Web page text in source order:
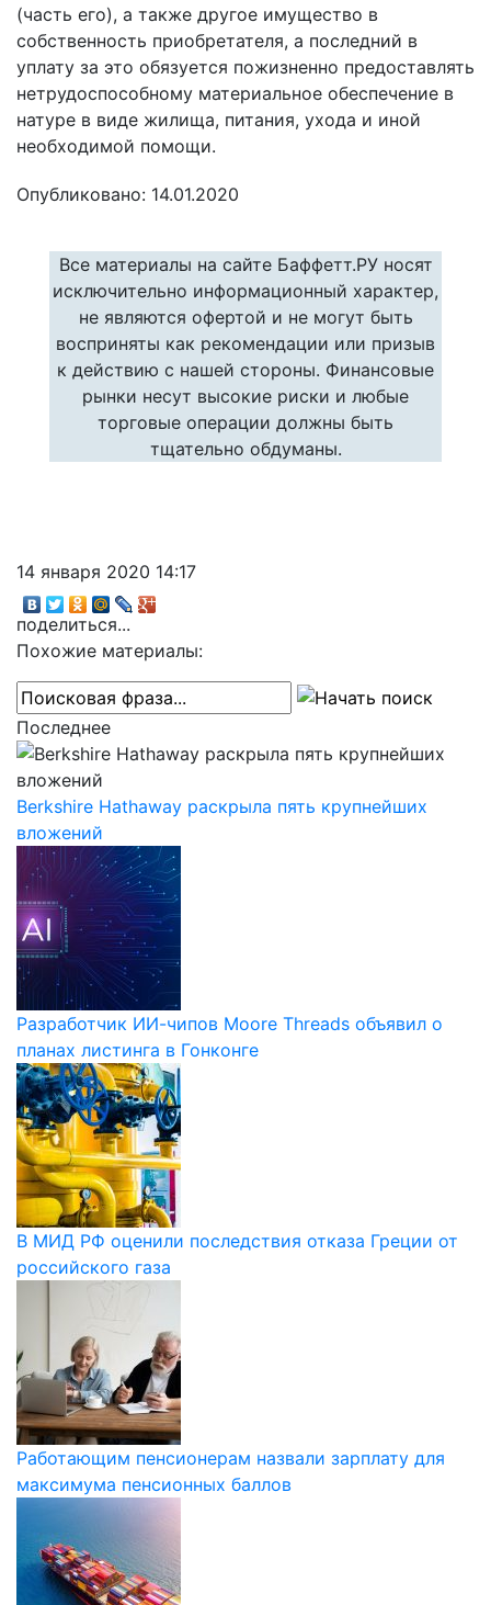
(часть его), а также другое имущество в
собственность приобретателя, а последний в
уплату за это обязуется пожизненно предоставлять
нетрудоспособному материальное обеспечение в
натуре в виде жилища, питания, ухода и иной
необходимой помощи.
Опубликовано: 14.01.2020
Все материалы на сайте Баффетт.РУ носят
исключительно информационный характер,
не являются офертой и не могут быть
восприняты как рекомендации или призыв
к действию с нашей стороны. Финансовые
рынки несут высокие риски и любые
торговые операции должны быть
тщательно обдуманы.
14 января 2020 14:17
поделиться...
Похожие материалы:
Последнее
Berkshire Hathaway раскрыла пять крупнейших
вложений
Разработчик ИИ-чипов Moore Threads объявил о
планах листинга в Гонконге
В МИД РФ оценили последствия отказа Греции от
российского газа
Работающим пенсионерам назвали зарплату для
максимума пенсионных баллов